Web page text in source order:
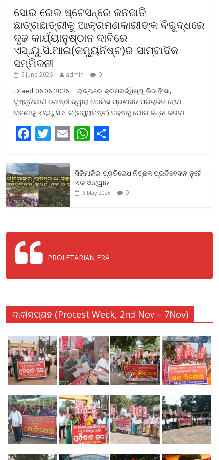
ସୋର ରେଳ ଷ୍ଟେସନ୍‌ରେ ଜନଜାତି
ଛାତ୍ରଛାତ୍ରୀକୁ ଆକ୍ରମଣକାରୀଙ୍କ ବିରୁଦ୍ଧରେ
ଦୃଢ କାର୍ଯ୍ୟାନୁଷ୍ଠାନ ଦାବିରେ
ଏସ୍‌.ୟୁ.ସି.ଆଇ(କମ୍ୟୁନିଷ୍ଟ)ର ସାମ୍ବାଦିକ
ସମ୍ମିଳନୀ
6 June 2026 admin 0
Dtaed 06.06.2026 – ରାଜ୍ୟରେ କ୍ରମବର୍ଦ୍ଧିଷ୍ଣୁ ଭିଡ ହିଂସା,
ଦୁଷ୍କୃତିକାରୀ ଗୋଷ୍ଠୀ ଦ୍ୱାରା ପୋଲିସ ପ୍ରଶାସନ ପରିଚାଳିତ ହେବା
ଘଟଣାକୁ ଏସ୍‌.ୟୁ.ସି.ଆଇ(କମ୍ୟୁନିଷ୍ଟ) ପକ୍ଷରୁ ଘୋର ନିନ୍ଦା କରିବା
F
e
b
o
o
k
T
itt
er
E
ai
W
at
s
A
p
ar
e
ସିଜିମାଳିର ପ୍ରତିରୋଧ ନିଚ୍ଛକ ପ୍ରତିବେଦନ ନୁହେଁ
ଏକ ଆହ୍ୱାନ
6 May 2026 0
PROLETARIAN ERA
ଦାବୀସପ୍ତାହ (Protest Week, 2nd Nov – 7Nov)